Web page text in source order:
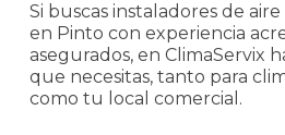
Si buscas instaladores de
en Pinto con experiencia
asegurados, en ClimaServix
que necesitas, tanto para
como tu local comercial.